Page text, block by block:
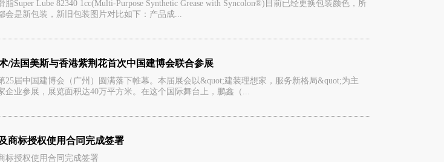
Super Lube 82340 1cc(Multi-Purpose Synthetic Grease with Syncolon®)目前已经更换包装颜色，所
会是新包装，新旧包装图片对比如下：产品成...
/法国美斯与香港紫荆花首次中国建博会联合参展
25届中国建博会（广州）圆满落下帷幕。本届展会以&quot;建装理想家，服务新格局&quot;为主
企业参展，展览面积达40万平方米。在这个国际舞台上，鹏鑫（...
商标授权使用合同完成签署
标授权使用合同完成签署